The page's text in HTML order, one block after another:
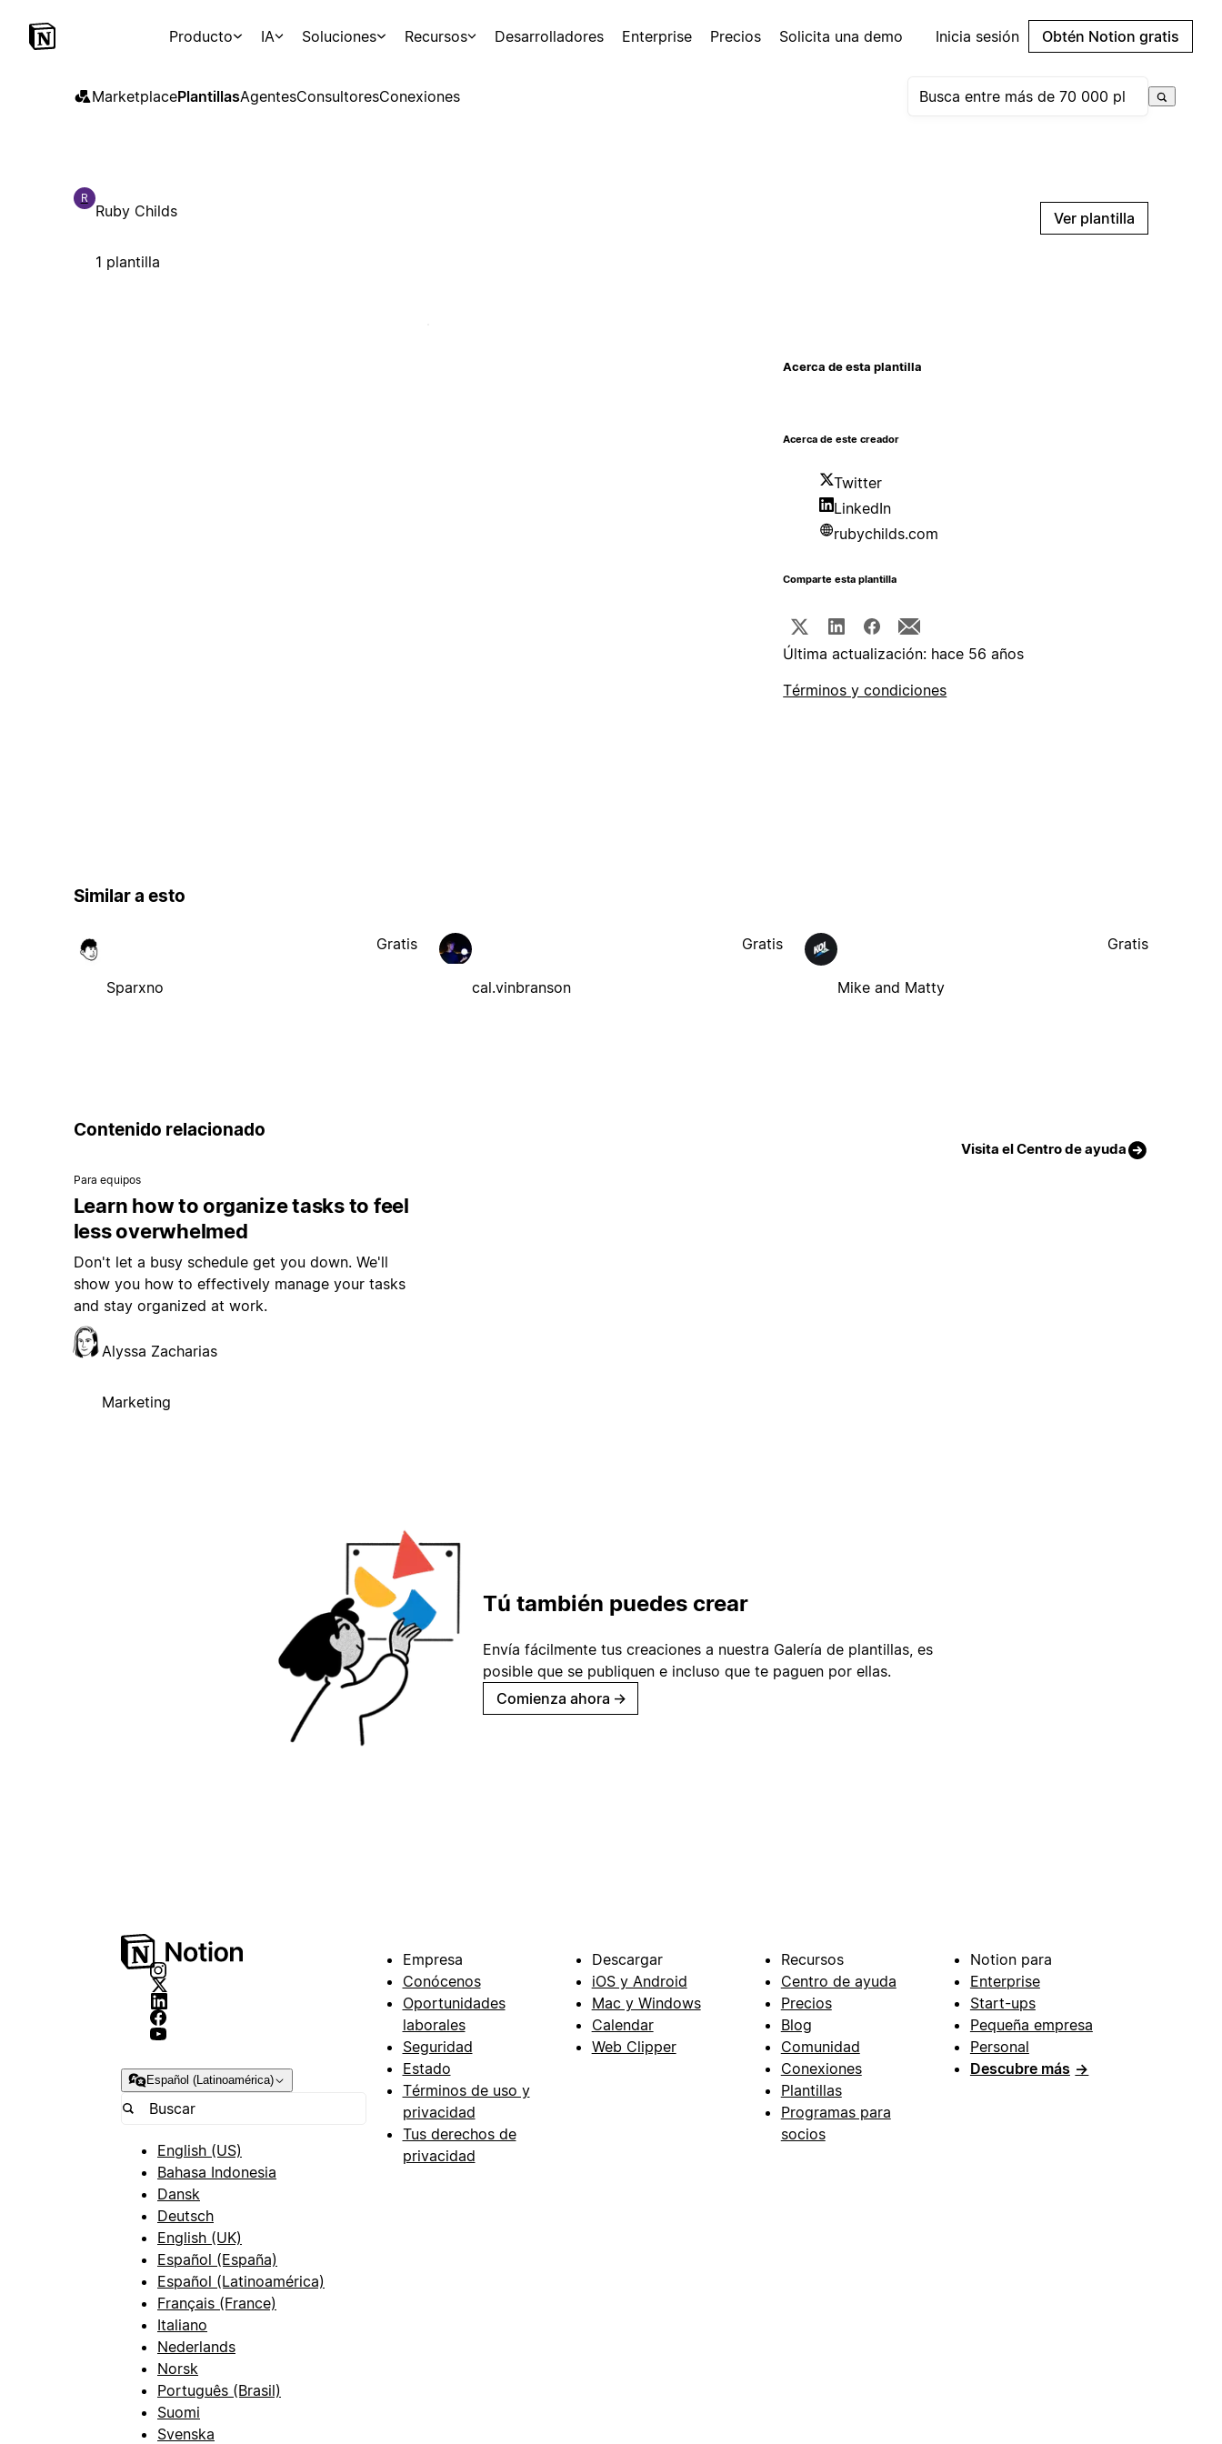
Producto IA Soluciones Recursos Desarrolladores Enterprise Precios Solicita una demo Inicia sesión Obtén Notion gratis
MarketplacePlantillasAgentesConsultoresConexiones
R
Ruby Childs
1 plantilla
Ver plantilla
Acerca de esta plantilla
Acerca de este creador
Twitter
LinkedIn
rubychilds.com
Comparte esta plantilla
Última actualización: hace 56 años
Términos y condiciones
Similar a esto
Sparxno
Gratis
cal.vinbranson
Gratis
Mike and Matty
Gratis
Contenido relacionado
Visita el Centro de ayuda
Para equipos
Learn how to organize tasks to feel
less overwhelmed
Don't let a busy schedule get you down. We'll
show you how to effectively manage your tasks
and stay organized at work.
Alyssa Zacharias
Marketing
Tú también puedes crear
Envía fácilmente tus creaciones a nuestra Galería de plantillas, es
posible que se publiquen e incluso que te paguen por ellas.
Comienza ahora →
Español (Latinoamérica)
English (US)
Bahasa Indonesia
Dansk
Deutsch
English (UK)
Español (España)
Español (Latinoamérica)
Français (France)
Italiano
Nederlands
Norsk
Português (Brasil)
Suomi
Svenska
Empresa
Conócenos
Oportunidades
laborales
Seguridad
Estado
Términos de uso y
privacidad
Tus derechos de
privacidad
Descargar
iOS y Android
Mac y Windows
Calendar
Web Clipper
Recursos
Centro de ayuda
Precios
Blog
Comunidad
Conexiones
Plantillas
Programas para
socios
Notion para
Enterprise
Start-ups
Pequeña empresa
Personal
Descubre más →